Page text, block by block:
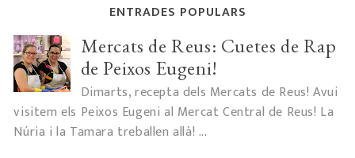
ENTRADES POPULARS
Mercats de Reus: Cuetes de Rap
de Peixos Eugeni!
Dimarts, recepta dels Mercats de Reus! Avui
visitem els Peixos Eugeni al Mercat Central de Reus! La
Núria i la Tamara treballen allà! ...